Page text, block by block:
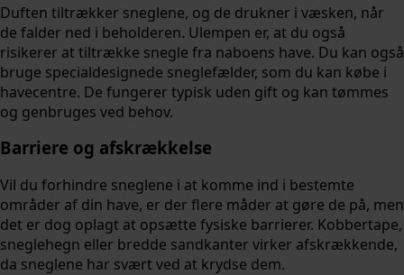
Duften tiltrækker sneglene, og de drukner i væsken, når
de falder ned i beholderen. Ulempen er, at du også
risikerer at tiltrække snegle fra naboens have. Du kan også
bruge specialdesignede sneglefælder, som du kan købe i
havecentre. De fungerer typisk uden gift og kan tømmes
og genbruges ved behov.
Barriere og afskrækkelse
Vil du forhindre sneglene i at komme ind i bestemte
områder af din have, er der flere måder at gøre de på, men
det er dog oplagt at opsætte fysiske barrierer. Kobbertape,
sneglehegn eller bredde sandkanter virker afskrækkende,
da sneglene har svært ved at krydse dem.